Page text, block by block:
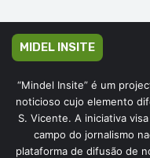
MIDEL INSITE
“Mindel Insite” é um
noticioso cujo elemento
S. Vicente. A iniciativa
campo do jornalismo
plataforma de difusão de